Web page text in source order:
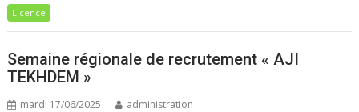
Licence
Semaine régionale de recrutement « AJI
TEKHDEM »
mardi 17/06/2025 administration